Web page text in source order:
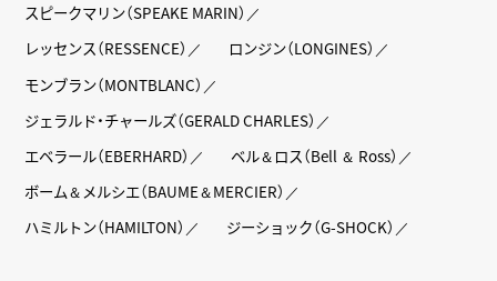
スピークマリン（SPEAKE MARIN）
レッセンス（RESSENCE）
ロンジン（LONGINES）
モンブラン（MONTBLANC）
ジェラルド・チャールズ（GERALD CHARLES）
エベラール（EBERHARD）
ベル＆ロス（Bell ＆ Ross）
ボーム＆メルシエ（BAUME＆MERCIER）
ハミルトン（HAMILTON）
ジーショック（G-SHOCK）